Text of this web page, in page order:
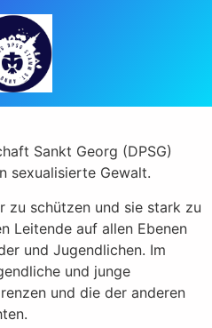
Sankt Georg (DPSG)
sexualisierte Gewalt.
zu schützen und sie stark zu
Leitende auf allen Ebenen
und Jugendlichen. Im
und junge
und die der anderen